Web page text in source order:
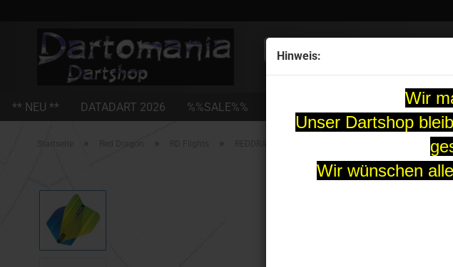
Hinweis:
Wir
Unser Dartshop
Wir wünschen
Alle
** NEU ** DATADART 2026 %%SALE%% SOFT-DARTS
» » »